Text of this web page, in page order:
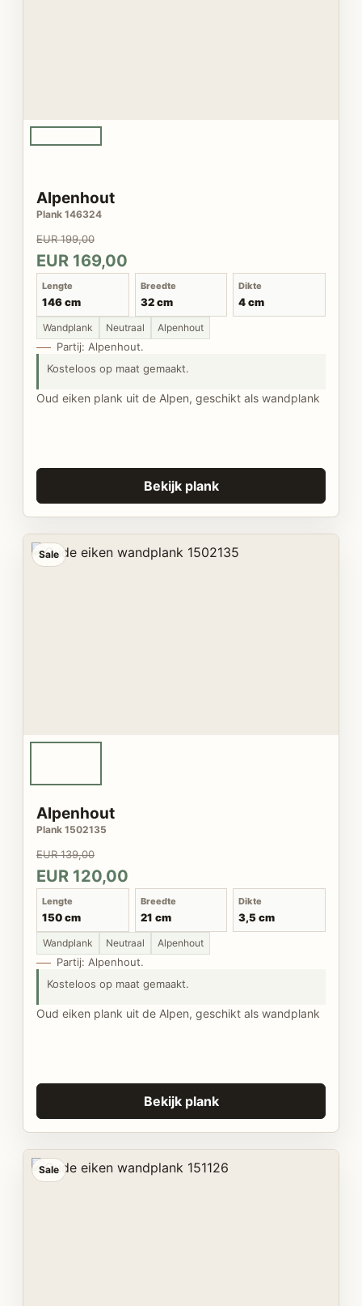
Alpenhout
Plank 146324
EUR 199,00
EUR 169,00
Lengte
146 cm
Breedte
32 cm
Dikte
4 cm
Wandplank Neutraal Alpenhout
Partij: Alpenhout.
Kosteloos op maat gemaakt.
Oud eiken plank uit de Alpen, geschikt als wandplank
Bekijk plank
Sale
Alpenhout
Plank 1502135
EUR 139,00
EUR 120,00
Lengte
150 cm
Breedte
21 cm
Dikte
3,5 cm
Wandplank Neutraal Alpenhout
Partij: Alpenhout.
Kosteloos op maat gemaakt.
Oud eiken plank uit de Alpen, geschikt als wandplank
Bekijk plank
Sale